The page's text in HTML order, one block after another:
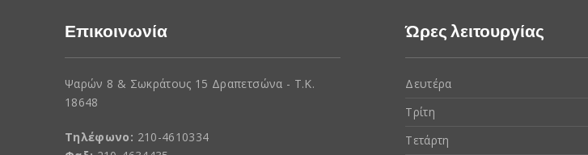
Επικοινωνία
Ψαρών 8 & Σωκράτους 15 Δραπετσώνα - Τ.Κ.
18648
Τηλέφωνο: 210-4610334
Ώρες λειτουργίας
Δευτέρα
Τρίτη
Τετάρτη